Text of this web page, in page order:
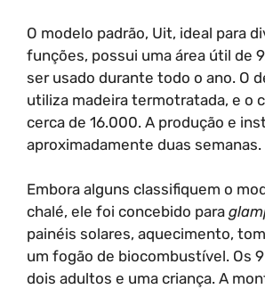
O modelo padrão, Uit, ideal para
funções, possui uma área útil de
ser usado durante todo o ano. O
utiliza madeira termotratada, e o
cerca de 16.000. A produção e
aproximadamente duas semanas.
Embora alguns classifiquem o
chalé, ele foi concebido para
painéis solares, aquecimento,
um fogão de biocombustível. Os
dois adultos e uma criança. A